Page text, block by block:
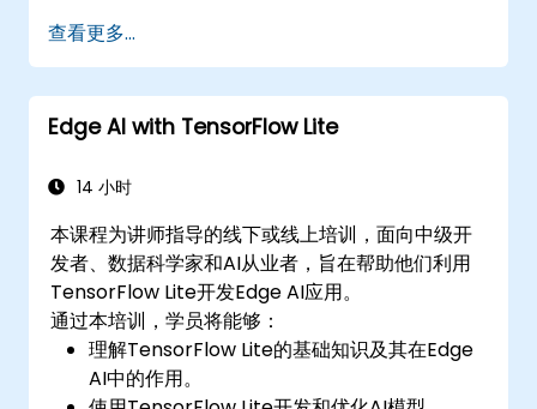
查看更多...
Edge AI with TensorFlow Lite
14 小时
本课程为讲师指导的线下或线上培训，面向中级开
发者、数据科学家和AI从业者，旨在帮助他们利用
TensorFlow Lite开发Edge AI应用。
通过本培训，学员将能够：
理解TensorFlow Lite的基础知识及其在Edge
AI中的作用。